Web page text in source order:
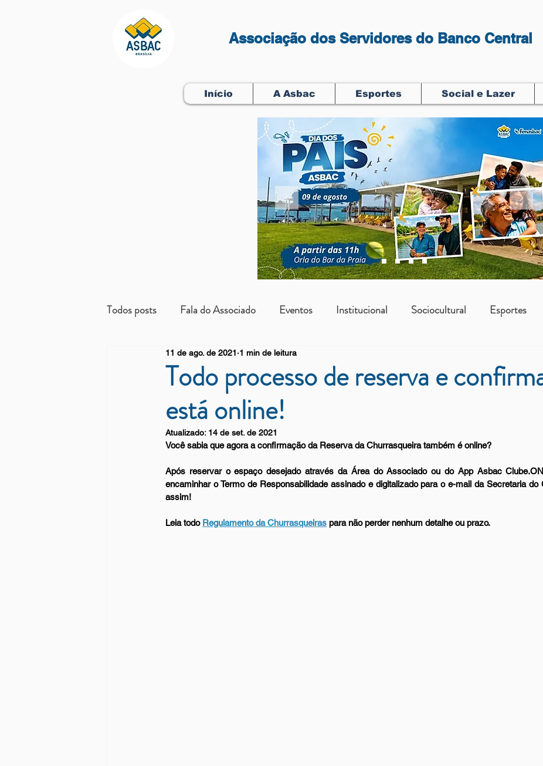
Associação dos Servidores do Banco Central
Início A Asbac Esportes Social e Lazer
Todos posts Fala do Associado Eventos Institucional Sociocultural Esportes
Beneficientes Arrendatários Vantagens Asbac
Todo processo de reserva e
está online!
11 de ago. de 2021 1 min de leitura
Atualizado: 14 de set. de 2021
Você sabia que agora a confirmação da Reserva da Churrasqueira também é online?
Após reservar o espaço desejado através da Área do Associado ou do App Asbac
encaminhar o Termo de Responsabilidade assinado e digitalizado para o e-mail da Secretaria do
assim!
Leia todo Regulamento da Churrasqueiras para não perder nenhum detalhe ou prazo.